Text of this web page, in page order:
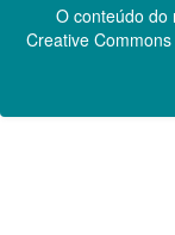
O conteúdo do
Creative Commons